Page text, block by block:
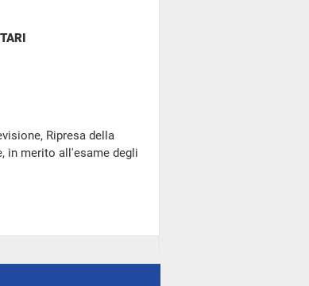
Ripresa della
in merito all'esame degli